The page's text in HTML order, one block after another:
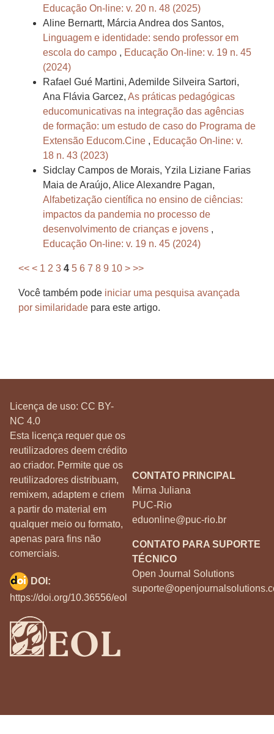
Educação On-line: v. 20 n. 48 (2025)
Aline Bernartt, Márcia Andrea dos Santos,
Linguagem e identidade: sendo professor em
escola do campo , Educação On-line: v. 19 n. 45
(2024)
Rafael Gué Martini, Ademilde Silveira Sartori,
Ana Flávia Garcez, As práticas pedagógicas
educomunicativas na integração das agências
de formação: um estudo de caso do Programa de
Extensão Educom.Cine , Educação On-line: v.
18 n. 43 (2023)
Sidclay Campos de Morais, Yzila Liziane Farias
Maia de Araújo, Alice Alexandre Pagan,
Alfabetização científica no ensino de ciências:
impactos da pandemia no processo de
desenvolvimento de crianças e jovens ,
Educação On-line: v. 19 n. 45 (2024)
<< < 1 2 3 4 5 6 7 8 9 10 > >>
Você também pode iniciar uma pesquisa avançada
por similaridade para este artigo.
Licença de uso: CC BY-
NC 4.0
Esta licença requer que os
reutilizadores deem crédito
ao criador. Permite que os
reutilizadores distribuam,
remixem, adaptem e criem
a partir do material em
qualquer meio ou formato,
apenas para fins não
comerciais.
CONTATO PRINCIPAL
Mirna Juliana
PUC-Rio
eduonline@puc-rio.br
CONTATO PARA SUPORTE
TÉCNICO
Open Journal Solutions
DOI:
https://doi.org/10.36556/eol